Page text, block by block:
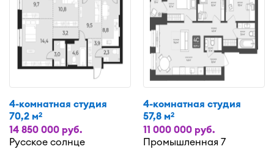
4-комнатная студия
70,2 м2
14 850 000 руб.
Русское солнце
4-комнатная студия
57,8 м2
11 000 000 руб.
Промышленная 7